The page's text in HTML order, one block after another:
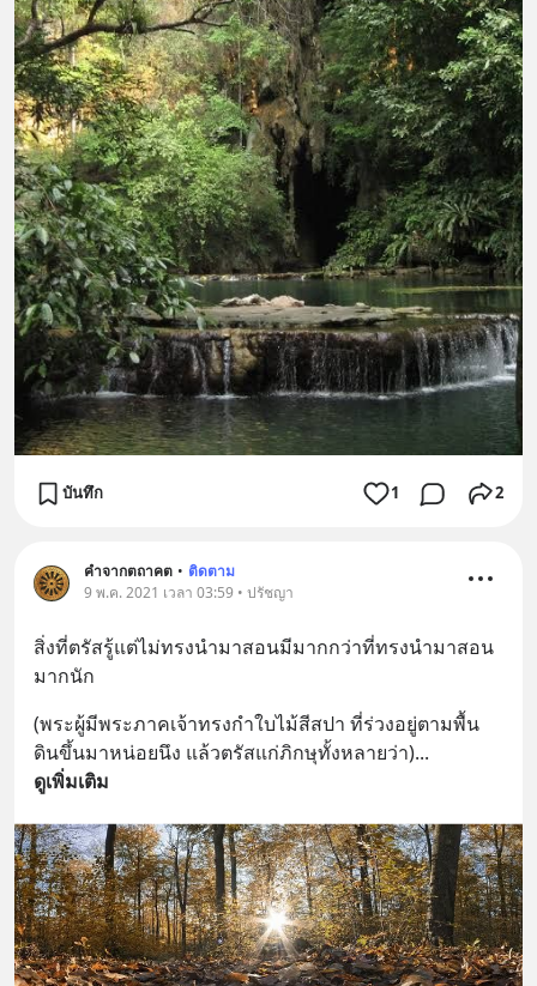
บันทึก 1 2
คำจากตถาคต • ติดตาม
9 พ.ค. 2021 เวลา 03:59 • ปรัชญา
สิ่งที่ตรัสรู้แต่ไม่ทรงนำมาสอนมีมากกว่าที่ทรงนำมาสอน
มากนัก
(พระผู้มีพระภาคเจ้าทรงกำใบไม้สีสปา ที่ร่วงอยู่ตามพื้น
ดินขึ้นมาหน่อยนึง แล้วตรัสแก่ภิกษุทั้งหลายว่า)...
ดูเพิ่มเติม